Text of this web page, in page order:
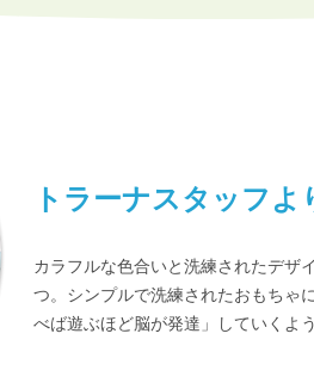
トラーナスタッフよ
カラフルな色合いと洗練されたデザ
つ。シンプルで洗練されたおもちゃ
べば遊ぶほど脳が発達」していくよ